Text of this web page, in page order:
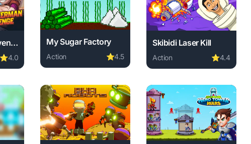
required, instant play.
Speakerman Revenge
⭐4.0
Revenge online free. action game, no download required, instant
My Sugar Factory
Action ⭐4.5
Play My Sugar Factory online free. action game, no
Skibidi Laser Kill
Action ⭐4.4
Play Skibidi Laser Kill